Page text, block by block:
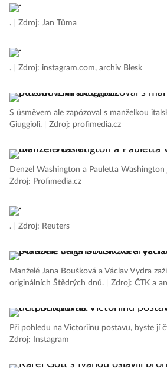
. Zdroj: Jan Tůma
. Zdroj: instagram.com, archiv Blesk
S úsměvem ale zapózoval s manželkou
Giuggioli.
Zdroj: profimedia.cz
Denzel Washington a Pauletta
Zdroj: Profimedia.cz
. Zdroj: Reuters
Manželé Jana Boušková a Václav Vydra
originálních Štědrých dnů.
Zdroj: ČTK a
Při pohledu na Victoriinu postavu, byste jí
Zdroj: Instagram